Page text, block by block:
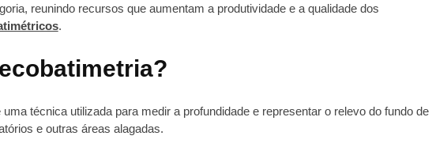
reunindo recursos que aumentam a produtividade e a qualidade dos
.
técnica utilizada para medir a profundidade e representar o relevo do fundo de
e outras áreas alagadas.